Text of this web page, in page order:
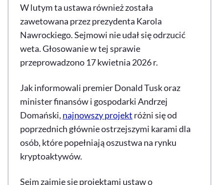
W lutym ta ustawa również została
zawetowana przez prezydenta Karola
Nawrockiego. Sejmowi nie udał się odrzucić
weta. Głosowanie w tej sprawie
przeprowadzono 17 kwietnia 2026 r.
Jak informowali premier Donald Tusk oraz
minister finansów i gospodarki Andrzej
Domański, najnowszy projekt różni się od
poprzednich głównie ostrzejszymi karami dla
osób, które popełniają oszustwa na rynku
kryptoaktywów.
Sejm zajmie się projektami ustaw o